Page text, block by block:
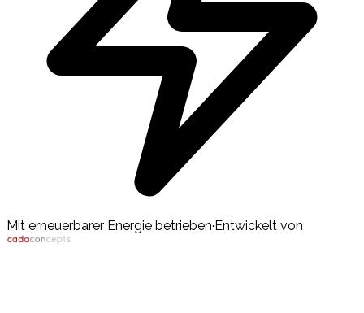
Mit erneuerbarer Energie betrieben·Entwickelt von